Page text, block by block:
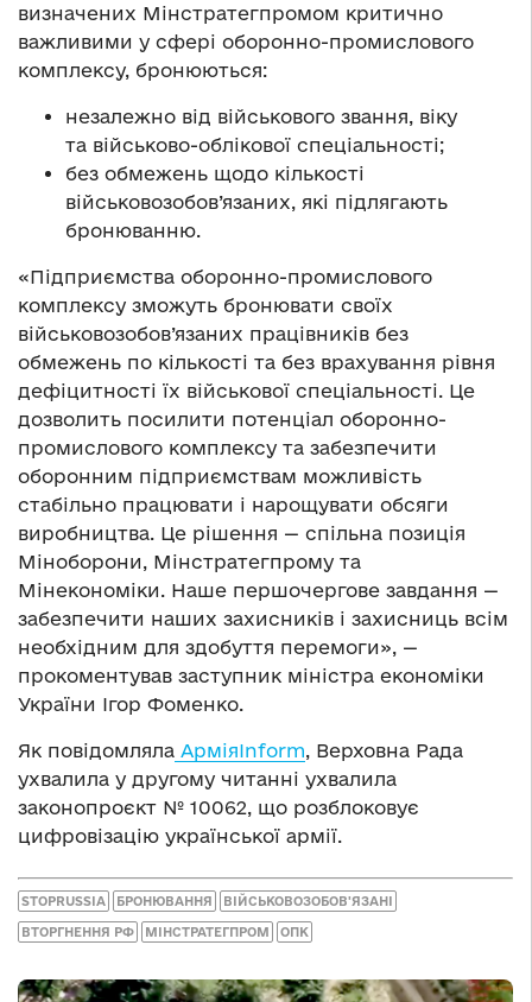
визначених Мінстратегпромом критично
важливими у сфері оборонно-промислового
комплексу, бронюються:
незалежно від військового звання, віку
та військово-облікової спеціальності;
без обмежень щодо кількості
військовозобов’язаних, які підлягають
бронюванню.
«Підприємства оборонно-промислового
комплексу зможуть бронювати своїх
військовозобов’язаних працівників без
обмежень по кількості та без врахування рівня
дефіцитності їх військової спеціальності. Це
дозволить посилити потенціал оборонно-
промислового комплексу та забезпечити
оборонним підприємствам можливість
стабільно працювати і нарощувати обсяги
виробництва. Це рішення — спільна позиція
Міноборони, Мінстратегпрому та
Мінекономіки. Наше першочергове завдання —
забезпечити наших захисників і захисниць всім
необхідним для здобуття перемоги», —
прокоментував заступник міністра економіки
України Ігор Фоменко.
Як повідомляла АрміяInform, Верховна Рада
ухвалила у другому читанні ухвалила
законопроєкт № 10062, що розблоковує
цифровізацію української армії.
STOPRUSSIA БРОНЮВАННЯ ВІЙСЬКОВОЗОБОВ'ЯЗАНІ
ВТОРГНЕННЯ РФ МІНСТРАТЕГПРОМ ОПК